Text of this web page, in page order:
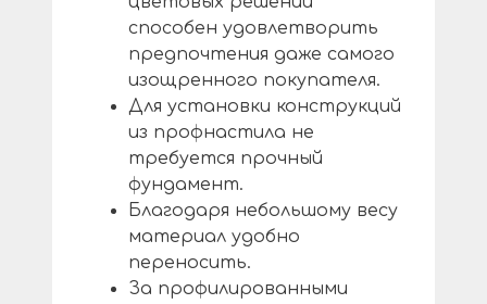
способен удовлетворить
предпочтения даже самого
изощренного покупателя.
Для установки конструкций
из профнастила не
требуется прочный
фундамент.
Благодаря небольшому весу
материал удобно
переносить.
За профилированными